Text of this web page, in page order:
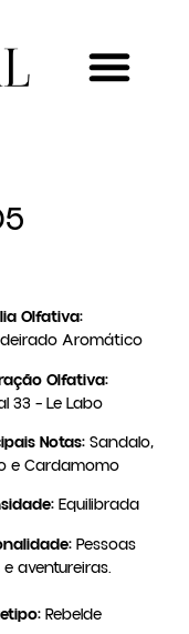
Olfativa:
Aromático
Olfativa:
33 – Le Labo
Notas: Sandalo,
e Cardamomo
Equilibrada
Pessoas
e aventureiras.
Rebelde